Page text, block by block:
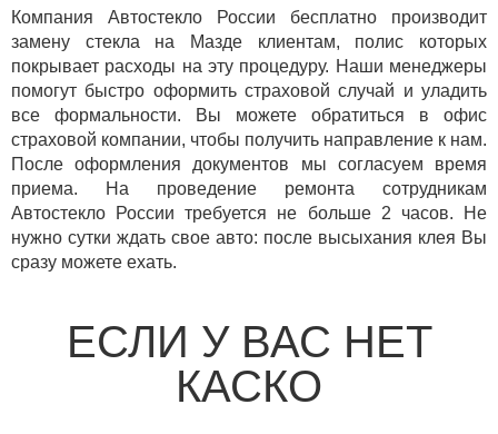
Компания Автостекло России бесплатно производит
замену стекла на Мазде клиентам, полис которых
покрывает расходы на эту процедуру. Наши менеджеры
помогут быстро оформить страховой случай и уладить
все формальности. Вы можете обратиться в офис
страховой компании, чтобы получить направление к нам.
После оформления документов мы согласуем время
приема. На проведение ремонта сотрудникам
Автостекло России требуется не больше 2 часов. Не
нужно сутки ждать свое авто: после высыхания клея Вы
сразу можете ехать.
ЕСЛИ У ВАС НЕТ
КАСКО